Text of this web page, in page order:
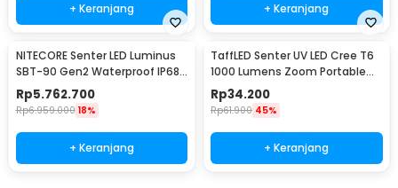
+ Keranjang + Keranjang
NITECORE Senter LED Luminus
SBT-90 Gen2 Waterproof IP68
5200 Lumens - TM39
Rp5.762.700
Rp6.959.000 18%
+ Keranjang
TaffLED Senter UV LED Cree T6
1000 Lumens Zoom Portable
395nm - T118
Rp34.200
Rp61.900 45%
+ Keranjang